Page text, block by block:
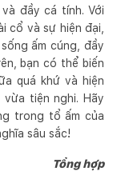
đầy cá tính. Với
cổ và sự hiện đại,
ấm cúng, đầy
bạn có thể biến
quá khứ và hiện
tiện nghi. Hãy
trong tổ ấm của
sâu sắc!
Tổng hợp